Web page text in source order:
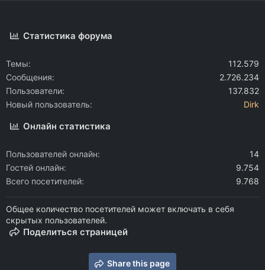
Статистика форума
Темы
112.579
Сообщения
2.726.234
Пользователи
137.832
Новый пользователь
Dirk
Онлайн статистика
Пользователей онлайн
14
Гостей онлайн
9.754
Всего посетителей
9.768
Общее количество посетителей может включать в себя
скрытых пользователей.
Поделиться страницей
Share this page